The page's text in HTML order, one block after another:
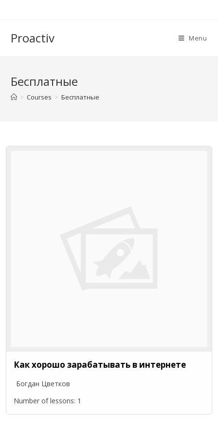
Proactiv Menu
Бесплатные
> Courses > Бесплатные
Как хорошо зарабатывать в интернете
Богдан Цветков
Number of lessons: 1